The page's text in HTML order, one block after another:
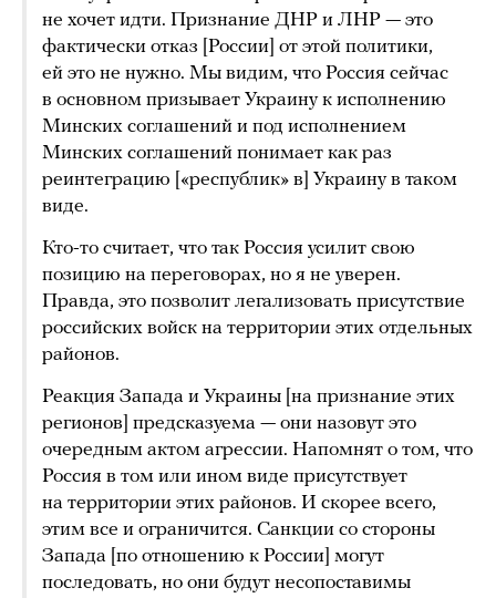
не хочет идти. Признание ДНР и ЛНР — это
фактически отказ [России] от этой политики,
ей это не нужно. Мы видим, что Россия сейчас
в основном призывает Украину к исполнению
Минских соглашений и под исполнением
Минских соглашений понимает как раз
реинтеграцию [«республик» в] Украину в таком
виде.
Кто-то считает, что так Россия усилит свою
позицию на переговорах, но я не уверен.
Правда, это позволит легализовать присутствие
российских войск на территории этих отдельных
районов.
Реакция Запада и Украины [на признание этих
регионов] предсказуема — они назовут это
очередным актом агрессии. Напомнят о том, что
Россия в том или ином виде присутствует
на территории этих районов. И скорее всего,
этим все и ограничится. Санкции со стороны
Запада [по отношению к России] могут
последовать, но они будут несопоставимы